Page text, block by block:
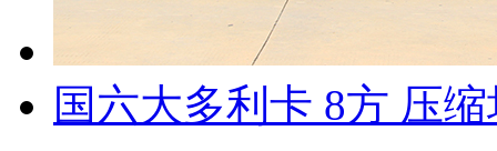
国六大多利卡 8方 压